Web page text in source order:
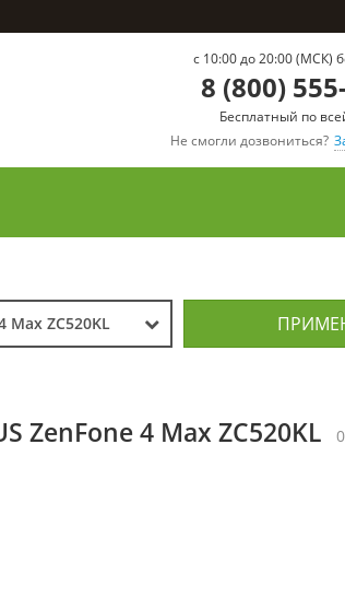
c 10:00 до 20:00 (МСК)
8 (800)
Бесплатный по
Не смогли дозвониться?
Max ZC520KL
ZenFone 4 Max ZC520KL